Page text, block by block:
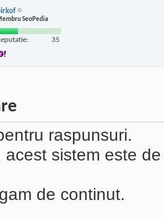
SeoPedia
35
raspunsuri.
acest sistem este
de continut.